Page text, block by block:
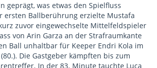
geprägt, was etwas den Spielfluss
ersten Ballberührung erzielte Mustafa
zuvor eingewechselte Mittelfeldspieler
von Arin Garza an der Strafraumkante
Ball unhaltbar für Keeper Endri Kola im
Die Gastgeber kämpften bis zum
In der 83. Minute tauchte Luca